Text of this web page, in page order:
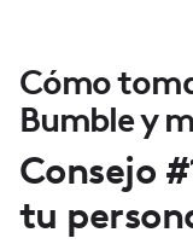
Cómo
Bumble y
Consejo
tu